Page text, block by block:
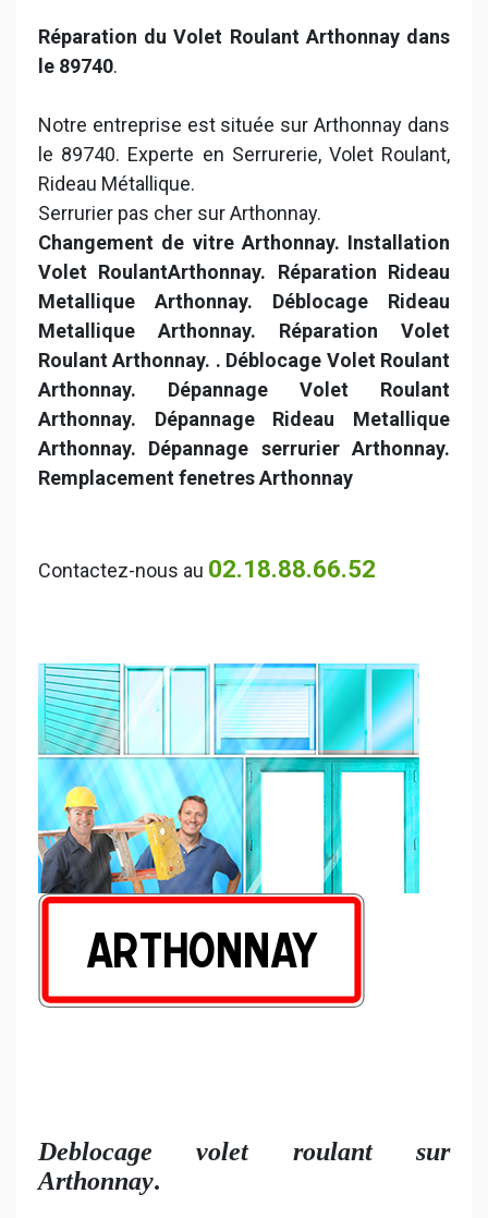
Réparation du Volet Roulant Arthonnay dans
le 89740.
Notre entreprise est située sur Arthonnay dans
le 89740. Experte en Serrurerie, Volet Roulant,
Rideau Métallique.
Serrurier pas cher sur Arthonnay.
Changement de vitre Arthonnay. Installation
Volet RoulantArthonnay. Réparation Rideau
Metallique Arthonnay. Déblocage Rideau
Metallique Arthonnay. Réparation Volet
Roulant Arthonnay. . Déblocage Volet Roulant
Arthonnay. Dépannage Volet Roulant
Arthonnay. Dépannage Rideau Metallique
Arthonnay. Dépannage serrurier Arthonnay.
Remplacement fenetres Arthonnay
Contactez-nous au 02.18.88.66.52
Deblocage volet roulant sur
Arthonnay.